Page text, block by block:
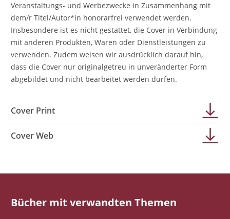
Veranstaltungs- und Werbezwecke in Zusammenhang mit
dem/r Titel/Autor*in honorarfrei verwendet werden.
Insbesondere ist es nicht gestattet, die Cover in Verbindung
mit anderen Produkten, Waren oder Dienstleistungen zu
verwenden. Zudem weisen wir ausdrücklich darauf hin,
dass die Cover nur originalgetreu in unveränderter Form
abgebildet und nicht bearbeitet werden dürfen.
Cover Print
Cover Web
Bücher mit verwandten Themen